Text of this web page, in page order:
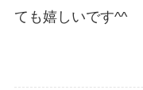
ても嬉しいです^^